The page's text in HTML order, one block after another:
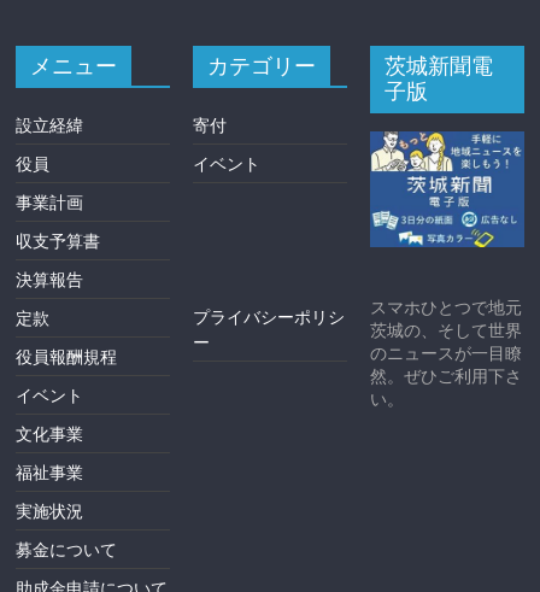
メニュー
設立経緯
役員
事業計画
収支予算書
決算報告
定款
役員報酬規程
イベント
文化事業
福祉事業
実施状況
募金について
カテゴリー
寄付
イベント
プライバシーポリシ
ー
茨城新聞電
子版
スマホひとつで地元
茨城の、そして世界
のニュースが一目瞭
然。ぜひご利用下さ
い。